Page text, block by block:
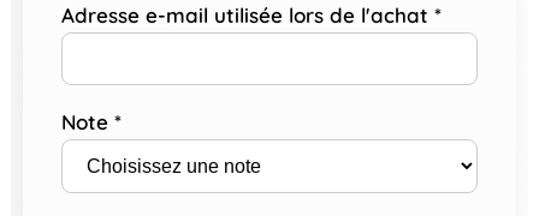
Adresse e-mail utilisée lors de l'achat *
Note *